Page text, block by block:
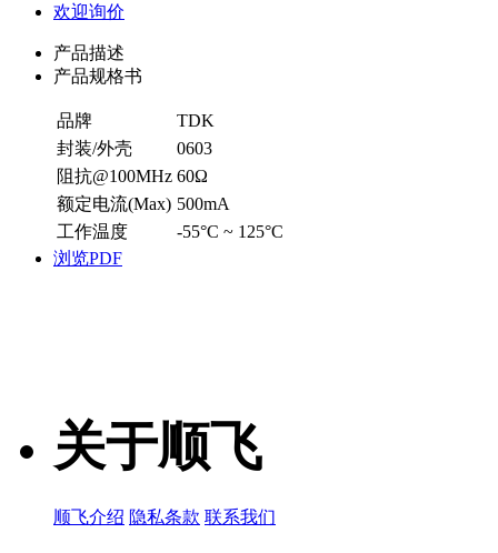
欢迎询价
产品描述
产品规格书
品牌
TDK
封装/外壳
0603
阻抗@100MHz 60Ω
额定电流(Max) 500mA
工作温度
-55°C ~ 125°C
浏览PDF
关于顺飞
顺飞介绍 隐私条款 联系我们